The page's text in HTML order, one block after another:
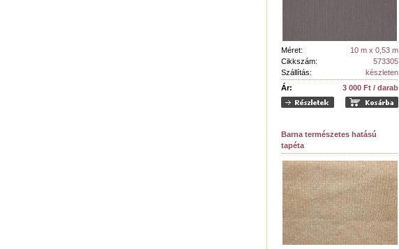
Méret:
10 m x 0,53 m
Cikkszám:
573305
Szállítás:
készleten
Ár:
3 000 Ft / darab
Barna természetes hatású
tapéta